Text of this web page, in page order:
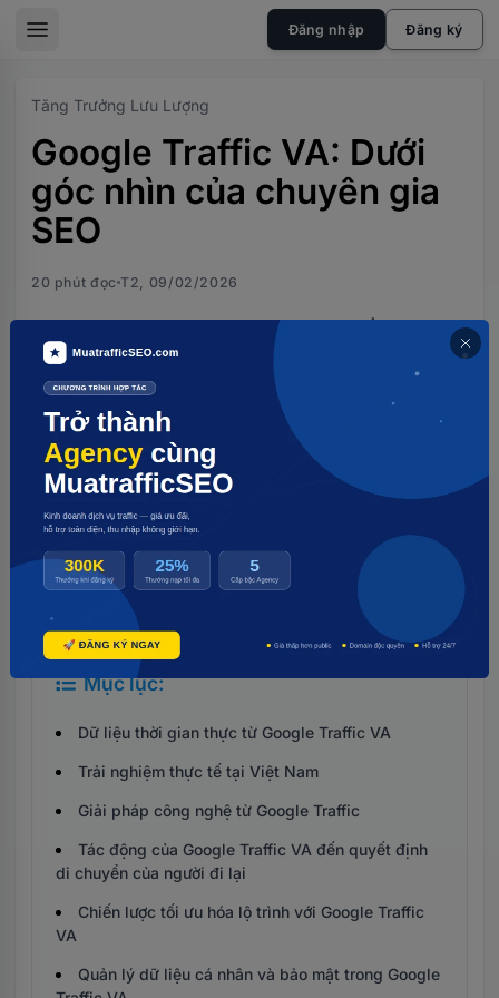
Đăng nhập Đăng ký
Tăng Trưởng Lưu Lượng
Google Traffic VA: Dưới
góc nhìn của chuyên gia
SEO
20 phút đọc T2, 09/02/2026
Khám phá cách Google Traffic VA có thể nâng cao
chiến lược SEO và tăng trưởng website.
Mục lục:
Dữ liệu thời gian thực từ Google Traffic VA
Trải nghiệm thực tế tại Việt Nam
Giải pháp công nghệ từ Google Traffic
Tác động của Google Traffic VA đến quyết định
di chuyển của người đi lại
Chiến lược tối ưu hóa lộ trình với Google Traffic
VA
Quản lý dữ liệu cá nhân và bảo mật trong Google